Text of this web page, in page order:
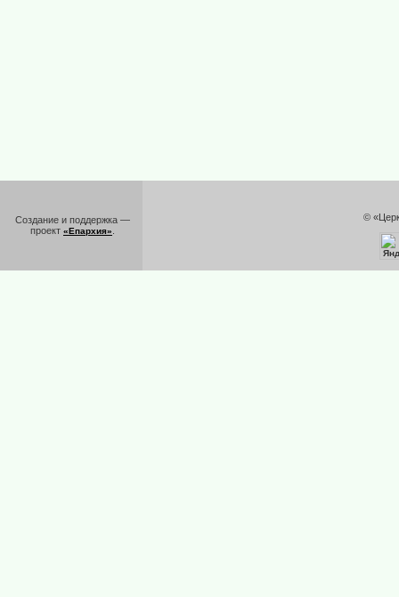
Создание и поддержка —
проект «Епархия»
©